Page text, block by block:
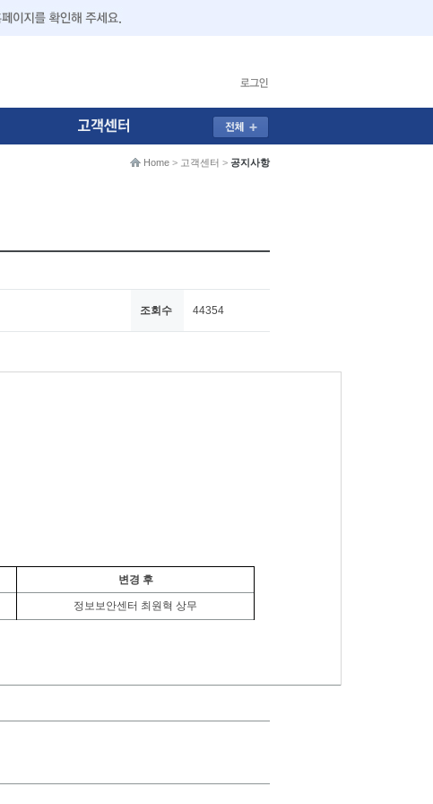
Home > 고객센터 > 공지사항
조회수 44354
변경 후
정보보안센터 최원혁 상무